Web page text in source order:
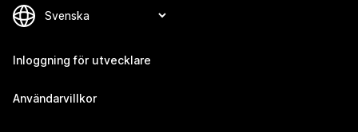
Inloggning för utvecklare
Användarvillkor